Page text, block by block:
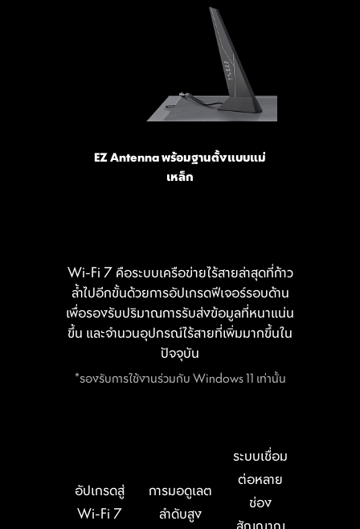
Sys Fan
Pump Fan
EZ Antenna พร้อมฐานตั้งแบบแม่
เหล็ก
Wi-Fi 7 คือระบบเครือข่ายไร้สายล่าสุดที่ก้าว
ล้ำไปอีกขั้นด้วยการอัปเกรดฟีเจอร์รอบด้าน
เพื่อรองรับปริมาณการรับส่งข้อมูลที่หนาแน่น
ขึ้น และจำนวนอุปกรณ์ไร้สายที่เพิ่มมากขึ้นใน
ปัจจุบัน
*รองรับการใช้งานร่วมกับ Windows 11 เท่านั้น
อัปเกรดสู่
Wi-Fi 7
การมอดูเลต
ลำดับสูง
ระบบเชื่อม
ต่อหลาย
ช่อง
ด้วยระบบแบ่งเลน ที่ได้รับการปรับแต่งมาเป็น
อย่างดี ทำให้สล็อต Gen 5 x16 และคอนเน็ก
เตอร์ Gen 5 M.2 สามารถทำงานแยกกันได้
อย่างเป็นอิสระ ช่วยขจัดปัญหาการแย่งแบนด์
วิดท์ พร้อมปลดล็อกประสิทธิภาพสูงสุดให้กับ
ทั้ง GPU และ SSD ในเวลาเดียวกัน
แบนด์วิดท์เต็มสปีดโดยไม่ต้อง
แบ่ง
PCIe 5.0 x4for M.2 SSD
PCIe 5.0 x16for GPU